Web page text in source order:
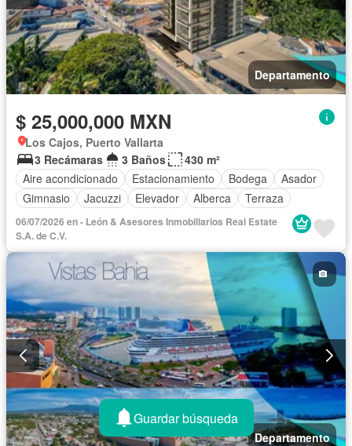
Departamento
$ 25,000,000 MXN
Los Cajos, Puerto Vallarta
3 Recámaras
3 Baños
430 m²
Aire acondicionado
Estacionamiento Bodega
Asador
Gimnasio
Jacuzzi Elevador Alberca Terraza
06/07/2026 en - León & Asesores Inmobiliarios Real Estate
S.A. de C.V.
Departamento
Guardar búsqueda